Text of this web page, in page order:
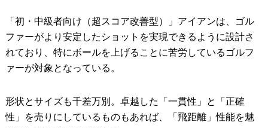
「初・中級者向け（超スコア改善型）」アイアンは、ゴル
ファーがより安定したショットを実現できるように設計さ
れており、特にボールを上げることに苦労しているゴルフ
ァーが対象となっている。
形状とサイズも千差万別。卓越した「一貫性」と「正確
性」を売りにしているものもあれば、「飛距離」性能を魅
Our Team 私たちのチーム
Our Mission 私たちの使命
ABOUT US MyGolfSpyJapanとは？